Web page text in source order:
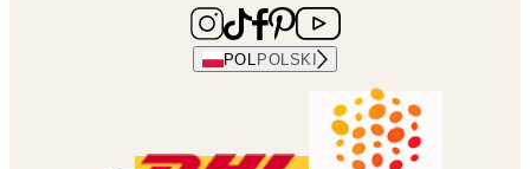
POL POLSKI